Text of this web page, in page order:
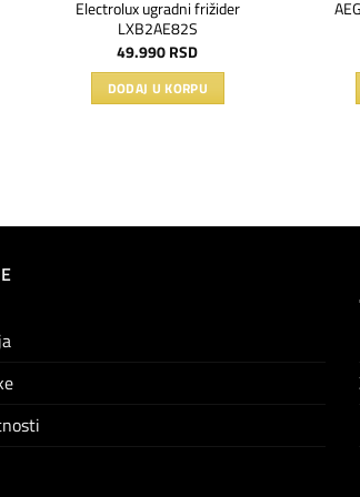
Electrolux ugradni frižider
LXB2AE82S
49.990RSD
DODAJ U KORPU